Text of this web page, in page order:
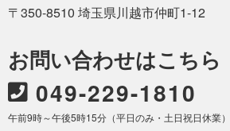
〒350-8510 埼玉県川越市仲町1-12
お問い合わせはこちら
049-229-1810
午前9時～午後5時15分（平日のみ・土日祝日休業）